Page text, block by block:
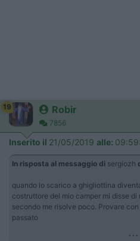
19 Robir
7856
Inserito il 21/05/2019 alle:
In risposta al messaggio di sergiozh
quando lo scarico a ghigliottina
costruttore del mio camper mi disse
secondo me risolve poco. Provare
passato
...